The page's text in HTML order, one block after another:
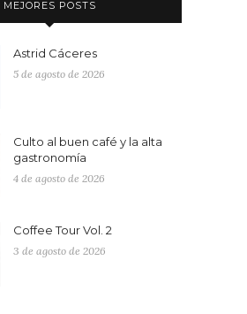
MEJORES POSTS
Astrid Cáceres
5 de agosto de 2026
Culto al buen café y la alta
gastronomía
4 de agosto de 2026
Coffee Tour Vol. 2
3 de agosto de 2026